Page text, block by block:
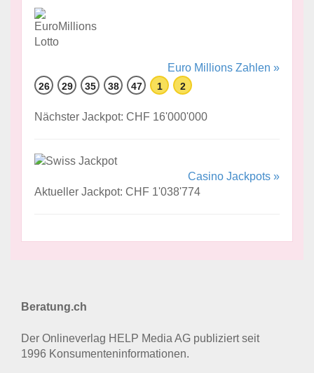
Euro Millions Zahlen »
26 29 35 38 47 1 2
Nächster Jackpot: CHF 16'000'000
Casino Jackpots »
Aktueller Jackpot: CHF 1'038'774
Beratung.ch
Der Onlineverlag HELP Media AG publiziert seit
1996 Konsumenten­informationen.